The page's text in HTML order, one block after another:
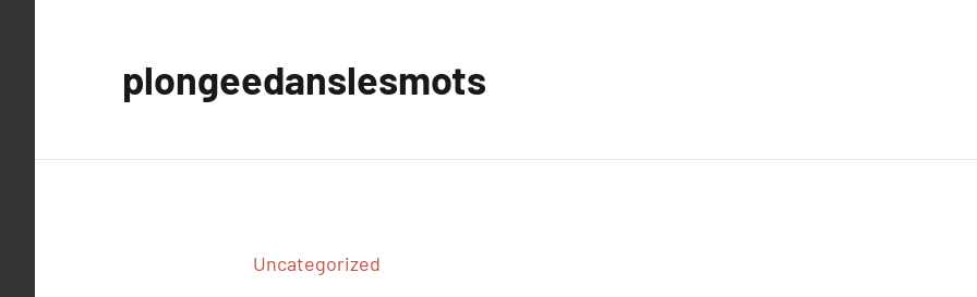
plongeedanslesmots
Uncategorized